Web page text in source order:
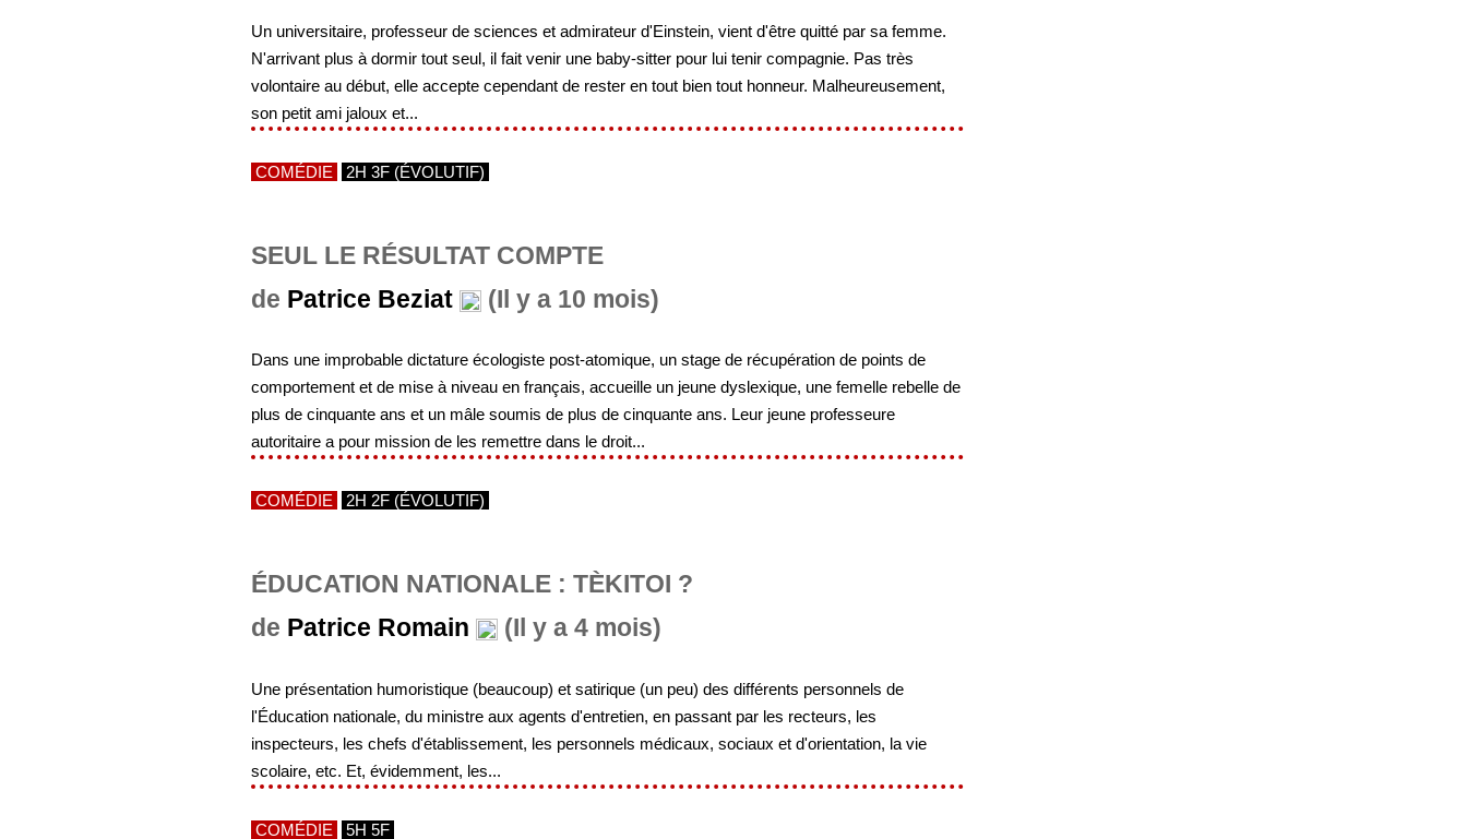
Un universitaire, professeur de sciences et admirateur d'Einstein, vient d'être quitté par sa femme.
N'arrivant plus à dormir tout seul, il fait venir une baby-sitter pour lui tenir compagnie. Pas très
volontaire au début, elle accepte cependant de rester en tout bien tout honneur. Malheureusement,
son petit ami jaloux et...
COMÉDIE 2H 3F (ÉVOLUTIF)
SEUL LE RÉSULTAT COMPTE
de Patrice Beziat (Il y a 10 mois)
Dans une improbable dictature écologiste post-atomique, un stage de récupération de points de
comportement et de mise à niveau en français, accueille un jeune dyslexique, une femelle rebelle de
plus de cinquante ans et un mâle soumis de plus de cinquante ans. Leur jeune professeure
autoritaire a pour mission de les remettre dans le droit...
COMÉDIE 2H 2F (ÉVOLUTIF)
ÉDUCATION NATIONALE : TÈKITOI ?
de Patrice Romain (Il y a 4 mois)
Une présentation humoristique (beaucoup) et satirique (un peu) des différents personnels de
l'Éducation nationale, du ministre aux agents d'entretien, en passant par les recteurs, les
inspecteurs, les chefs d'établissement, les personnels médicaux, sociaux et d'orientation, la vie
scolaire, etc. Et, évidemment, les...
COMÉDIE 5H 5F